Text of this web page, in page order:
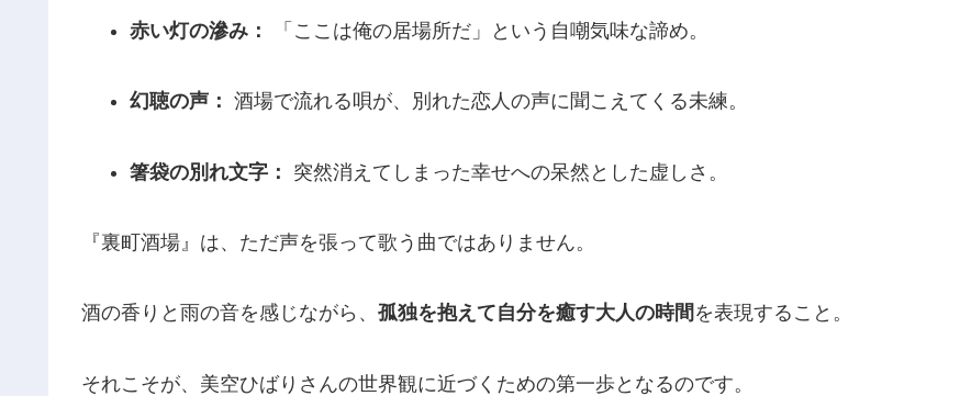
赤い灯の滲み： 「ここは俺の居場所だ」という自嘲気味な諦め。
幻聴の声： 酒場で流れる唄が、別れた恋人の声に聞こえてくる未練。
箸袋の別れ文字： 突然消えてしまった幸せへの呆然とした虚しさ。
『裏町酒場』は、ただ声を張って歌う曲ではありません。
酒の香りと雨の音を感じながら、 孤独を抱えて自分を癒す大人の時間 を表現すること。
それこそが、美空ひばりさんの世界観に近づくための第一歩となるのです。